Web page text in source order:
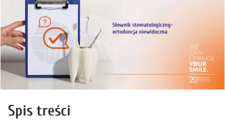
Spis treści